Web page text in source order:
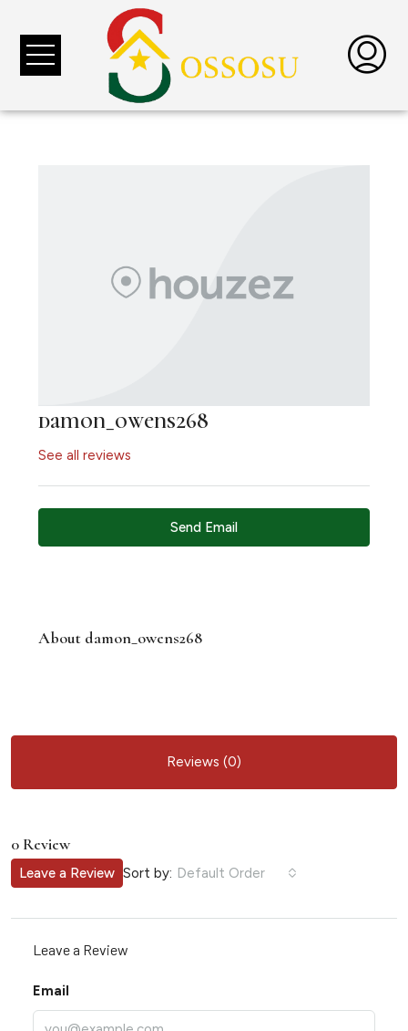
damon_owens268
See all reviews
Send Email
About damon_owens268
Reviews (0)
0 Review
Sort by: Default Order
Leave a Review
Leave a Review
Email